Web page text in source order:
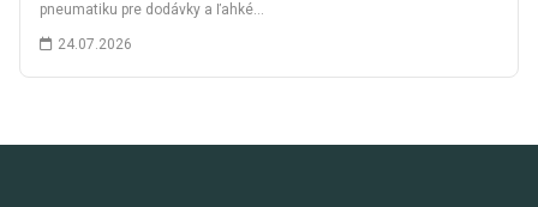
pneumatiku pre dodávky a ľahké…
24.07.2026